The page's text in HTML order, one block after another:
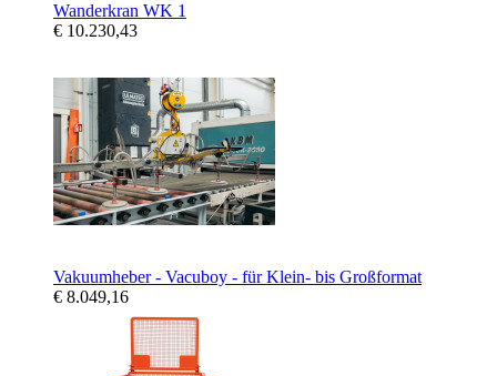
Wanderkran WK 1
€ 10.230,43
Vakuumheber - Vacuboy - für Klein- bis Großformat
€ 8.049,16